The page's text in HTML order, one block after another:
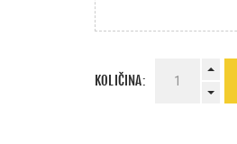
KOLIČINA: